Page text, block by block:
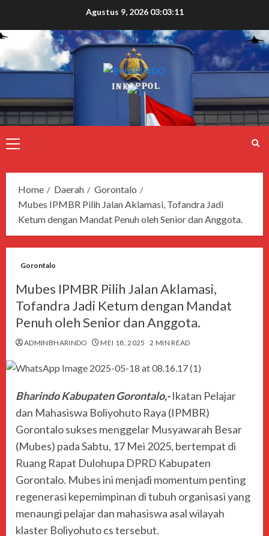
Agustus 9, 2026 03:03:11
Home Daerah
Gorontalo
Mubes IPMBR Pilih Jalan Aklamasi, Tofandra Jadi
Ketum dengan Mandat Penuh oleh Senior dan Anggota.
Gorontalo
Mubes IPMBR Pilih Jalan Aklamasi,
Tofandra Jadi Ketum dengan Mandat
Penuh oleh Senior dan Anggota.
ADMINBHARINDO MEI 18, 2025 2 MIN READ
Bharindo Kabupaten Gorontalo,-Ikatan Pelajar
dan Mahasiswa Boliyohuto Raya (IPMBR)
Gorontalo sukses menggelar Musyawarah Besar
(Mubes) pada Sabtu, 17 Mei 2025, bertempat di
Ruang Rapat Dulohupa DPRD Kabupaten
Gorontalo. Mubes ini menjadi momentum penting
regenerasi kepemimpinan di tubuh organisasi yang
menaungi pelajar dan mahasiswa asal wilayah
klaster Boliyohuto cs tersebut.